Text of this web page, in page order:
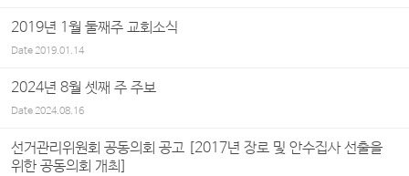
2019년 1월 둘째주 교회소식
Date2019.01.14
2024년 8월 셋째 주 주보
Date2024.08.16
선거관리위원회 공동의회 공고 [2017년 장로 및 안수집사 선출을
위한 공동의회 개최]